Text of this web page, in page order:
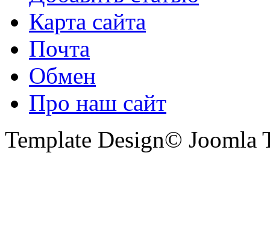
Карта сайта
Почта
Обмен
Про наш сайт
Template Design© Joomla